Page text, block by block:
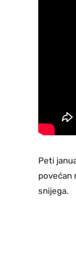
Peti
povećan
snijega.